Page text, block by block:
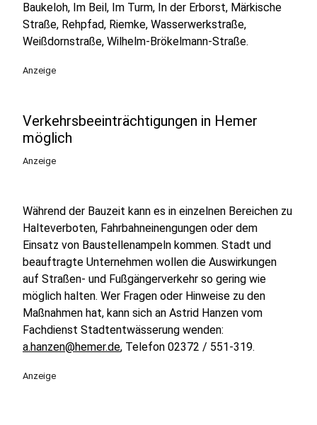
Baukeloh, Im Beil, Im Turm, In der Erborst, Märkische
Straße, Rehpfad, Riemke, Wasserwerkstraße,
Weißdornstraße, Wilhelm-Brökelmann-Straße.
Anzeige
Verkehrsbeeinträchtigungen in Hemer
möglich
Anzeige
Während der Bauzeit kann es in einzelnen Bereichen zu
Halteverboten, Fahrbahneinengungen oder dem
Einsatz von Baustellenampeln kommen. Stadt und
beauftragte Unternehmen wollen die Auswirkungen
auf Straßen- und Fußgängerverkehr so gering wie
möglich halten. Wer Fragen oder Hinweise zu den
Maßnahmen hat, kann sich an Astrid Hanzen vom
Fachdienst Stadtentwässerung wenden:
a.hanzen@hemer.de, Telefon 02372 / 551-319.
Anzeige